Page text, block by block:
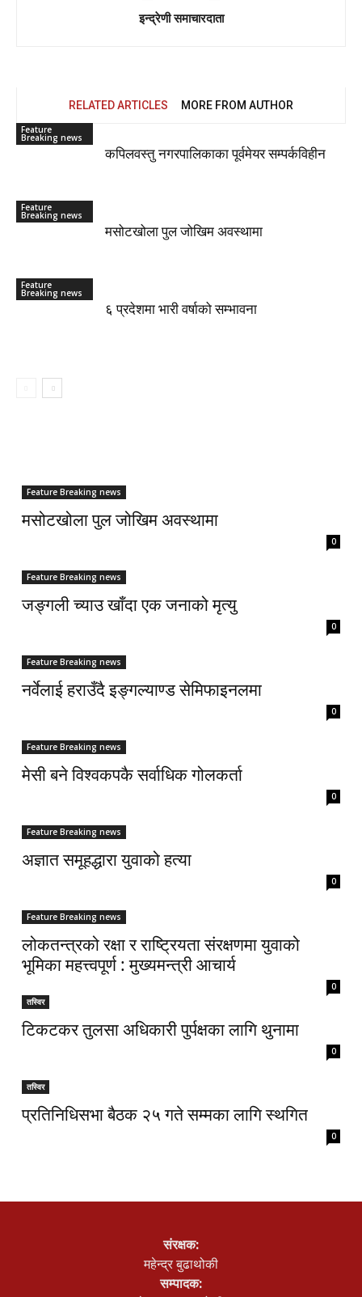
इन्द्रेणी समाचारदाता
RELATED ARTICLES MORE FROM AUTHOR
Feature
Breaking news
कपिलवस्तु नगरपालिकाका पूर्वमेयर सम्पर्कविहीन
Feature
Breaking news
मसोटखोला पुल जोखिम अवस्थामा
Feature
Breaking news
६ प्रदेशमा भारी वर्षाको सम्भावना
Feature Breaking news
मसोटखोला पुल जोखिम अवस्थामा
0
Feature Breaking news
जङ्गली च्याउ खाँदा एक जनाको मृत्यु
0
Feature Breaking news
नर्वेलाई हराउँदै इङ्गल्याण्ड सेमिफाइनलमा
0
Feature Breaking news
मेसी बने विश्वकपकै सर्वाधिक गोलकर्ता
0
Feature Breaking news
अज्ञात समूहद्धारा युवाको हत्या
0
Feature Breaking news
लोकतन्त्रको रक्षा र राष्ट्रियता संरक्षणमा युवाको
भूमिका महत्त्वपूर्ण : मुख्यमन्त्री आचार्य
0
तस्विर
टिकटकर तुलसा अधिकारी पुर्पक्षका लागि थुनामा
0
तस्विर
प्रतिनिधिसभा बैठक २५ गते सम्मका लागि स्थगित
0
संरक्षक:
महेन्द्र बुढाथोकी
सम्पादक: